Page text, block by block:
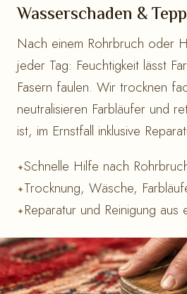
Wasserschaden &
Nach einem Rohrbruch oder
jeder Tag: Feuchtigkeit lässt
Fasern faulen. Wir trocknen
neutralisieren Farbläufer und
ist, im Ernstfall inklusive
Schnelle Hilfe nach
Trocknung, Wäsche,
Reparatur und Reinigung aus